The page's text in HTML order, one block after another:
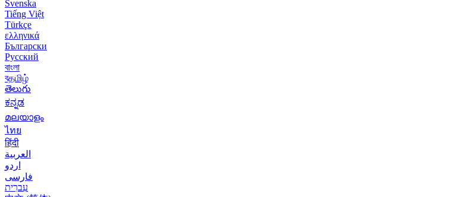
Svenska
Tiếng Việt
Türkçe
ελληνικά
Български
Русский
বাংলা
বதமிழ்
తెలుగు
ಕನ್ನಡ
മലയാളം
ไทย
हिंदी
العربية
اردو
فارسی
עִברִית